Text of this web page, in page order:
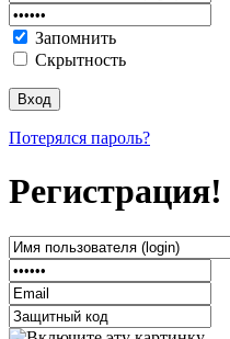
Запомнить
Скрытность
Потерялся пароль?
Регистрация!